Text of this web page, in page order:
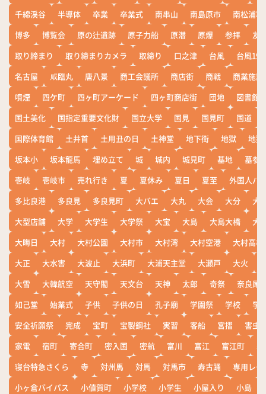
千綿渓谷
半導体 卒業 卒業式 南串山 南島原市
南松浦郡
博多
博覧会 原の辻遺跡 原子力船 原潜 原爆 参拝
友
取り締まり
取り締まりカメラ 取締り 口之津 台風
台風19
名古屋
咸臨丸 唐八景 商工会議所 商店街 商戦
商業施設
噴煙
四ケ町 四ヶ町アーケード 四ヶ町商店街 団地
図書館
国土美化
国指定重要文化財 国立大学 国見 国見町 国道
国際体育館
土井首 土用丑の日 土神堂 地下街 地獄
地獄
坂本小
坂本龍馬 埋め立て 城 城内 城見町 基地
墓参
壱岐
壱岐市 売れ行き 夏 夏休み 夏日 夏至
外国人バ
多比良港
多良見 多良見町 大バエ 大丸 大会 大分
大
大型店舗
大学 大学生 大学祭 大宝 大島 大島大橋
大
大晦日
大村 大村公園 大村市 大村湾 大村空港
大村高校
大正
大水害 大波止 大浜町 大浦天主堂 大瀬戸 大火
大雪
大韓航空 天守閣 天文台 天神 太郎 奇祭
奈良尾
如己堂
始業式 子供 子供の日 孔子廟 学園祭 学校
学
安全祈願祭
完成 宝町 宝製鋼社 実習 客船 宮摺
害虫
家電
宿町 寄合町 密入国 密航 富川 富江 富江町
寝台特急さくら
寺 対州馬 対馬 対馬市 寿古踊
専用レー
小ヶ倉バイパス
小値賀町 小学校 小学生 小屋入り 小島